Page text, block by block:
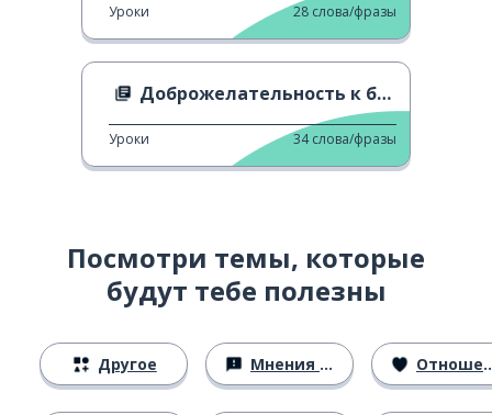
Уроки 28 слова/фразы
Доброжелательность к бездомным людям
Уроки 34 слова/фразы
Посмотри темы, которые
будут тебе полезны
Другое Мнения и убеждения Отношения